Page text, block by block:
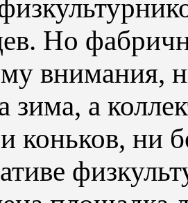
Но
внимания,
зима, а
коньков, ни